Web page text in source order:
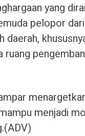
yang
pelopor
daerah,
menjadi